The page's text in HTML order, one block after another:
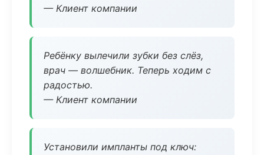
— Клиент компании
Ребёнку вылечили зубки без слёз,
врач — волшебник. Теперь ходим с
радостью.
— Клиент компании
Установили импланты под ключ: